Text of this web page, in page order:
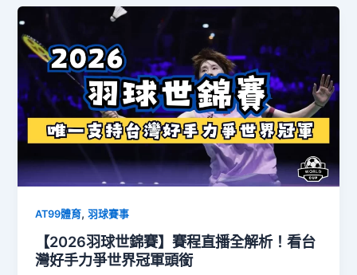
AT99體育,羽球賽事
【2026羽球世錦賽】賽程直播全解析！看台
灣好手力爭世界冠軍頭銜